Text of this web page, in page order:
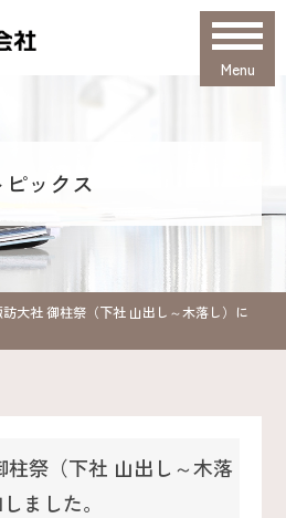
Menu
ピックス
訪大社 御柱祭（下社 山出し～木落し）に
柱祭（下社 山出し～木落
ました。